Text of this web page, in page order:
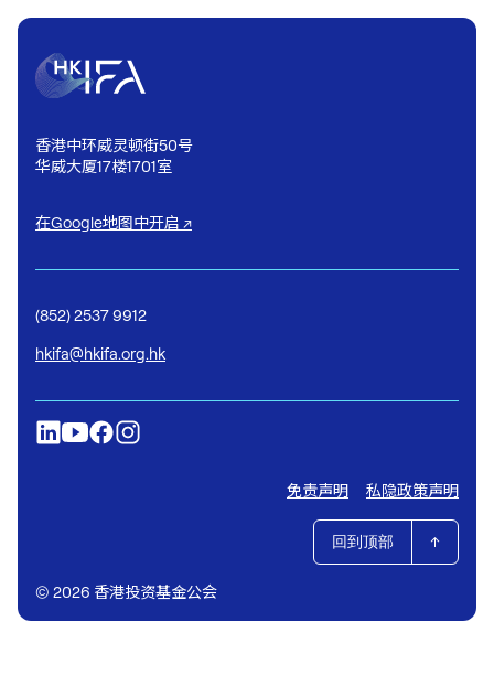
香港中环威灵顿街50号
华威大厦17楼1701室
在Google地图中开启 ↗
(852) 2537 9912
hkifa@hkifa.org.hk
© 2026 香港投资基金公会
免责声明 私隐政策声明
回到顶部